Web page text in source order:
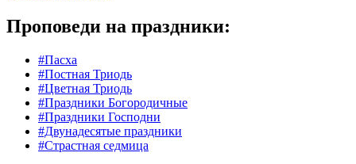
Проповеди на праздники:
#Пасха
#Постная Триодь
#Цветная Триодь
#Праздники Богородичные
#Праздники Господни
#Двунадесятые праздники
#Страстная седмица